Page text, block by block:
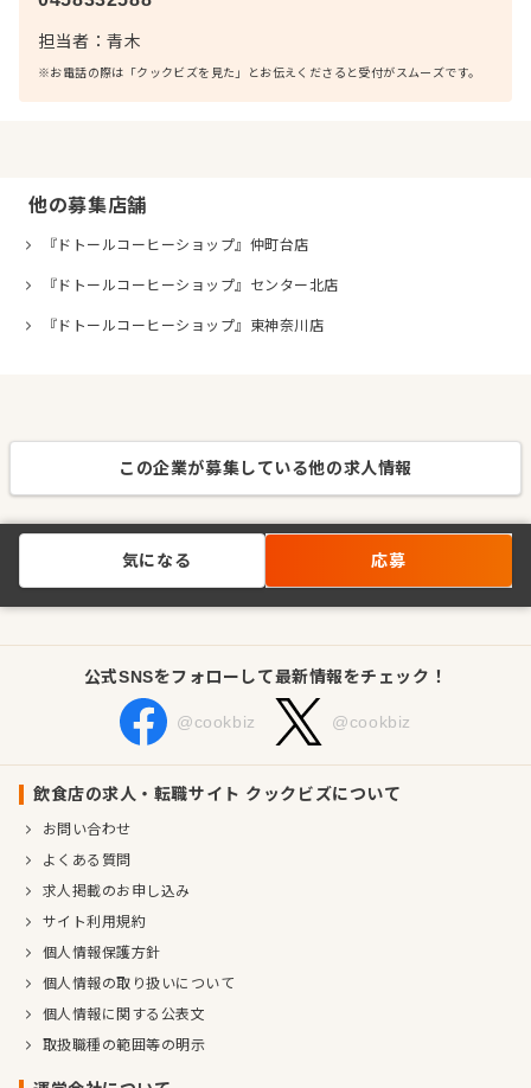
担当者：青木
※お電話の際は「クックビズを見た」とお伝えくださると受付がスムーズです。
他の募集店舗
『ドトールコーヒーショップ』仲町台店
『ドトールコーヒーショップ』センター北店
『ドトールコーヒーショップ』東神奈川店
この企業が募集している他の求人情報
気になる 応募
公式SNSをフォローして最新情報をチェック！
@cookbiz @cookbiz
飲食店の求人・転職サイト クックビズについて
お問い合わせ
よくある質問
求人掲載のお申し込み
サイト利用規約
個人情報保護方針
個人情報の取り扱いについて
個人情報に関する公表文
取扱職種の範囲等の明示